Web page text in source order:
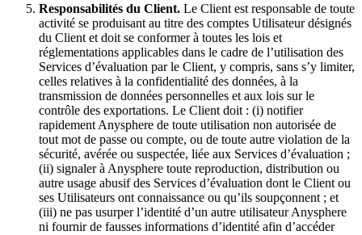
Responsabilités du Client. Le Client est responsable de toute
activité se produisant au titre des comptes Utilisateur désignés
du Client et doit se conformer à toutes les lois et
réglementations applicables dans le cadre de l’utilisation des
Services d’évaluation par le Client, y compris, sans s’y limiter,
celles relatives à la confidentialité des données, à la
transmission de données personnelles et aux lois sur le
contrôle des exportations. Le Client doit : (i) notifier
rapidement Anysphere de toute utilisation non autorisée de
tout mot de passe ou compte, ou de toute autre violation de la
sécurité, avérée ou suspectée, liée aux Services d’évaluation ;
(ii) signaler à Anysphere toute reproduction, distribution ou
autre usage abusif des Services d’évaluation dont le Client ou
ses Utilisateurs ont connaissance ou qu’ils soupçonnent ; et
(iii) ne pas usurper l’identité d’un autre utilisateur Anysphere
ni fournir de fausses informations d’identité afin d’accéder